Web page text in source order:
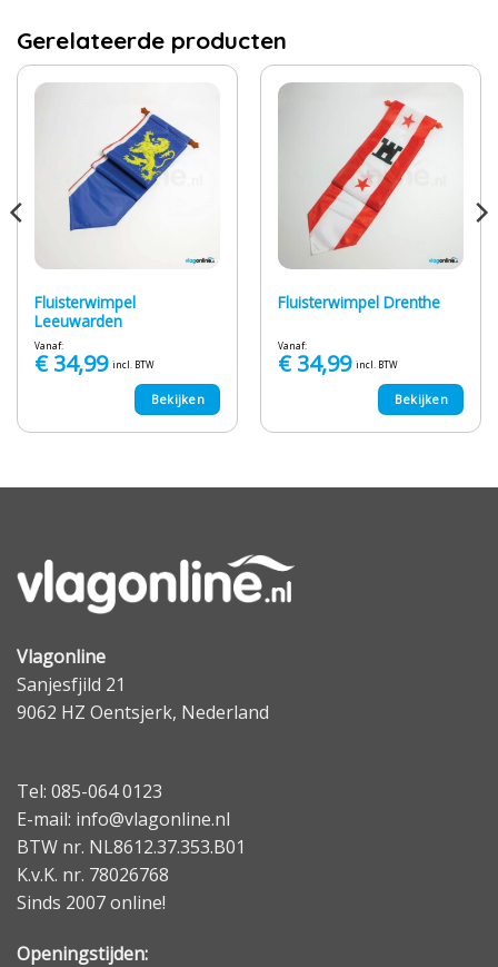
Gerelateerde producten
Fluisterwimpel
Leeuwarden
Vanaf:
€34,99 incl. BTW
Bekijken
Fluisterwimpel Drenthe
Vanaf:
€34,99 incl. BTW
Bekijken
Vlagonline
Sanjesfjild 21
9062 HZ Oentsjerk, Nederland
Tel: 085-064 0123
E-mail: info@vlagonline.nl
BTW nr. NL8612.37.353.B01
K.v.K. nr. 78026768
Sinds 2007 online!
Openingstijden: